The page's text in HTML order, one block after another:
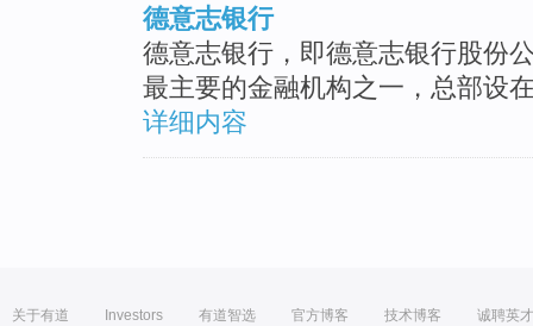
德意志银行
德意志银行，即德意志银行股份
最主要的金融机构之一，总部设
详细内容
关于有道 Investors 有道智选 官方博客 技术博客 诚聘英才